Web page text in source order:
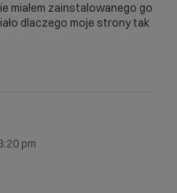
miałem zainstalowanego go
dlaczego moje strony tak
pm